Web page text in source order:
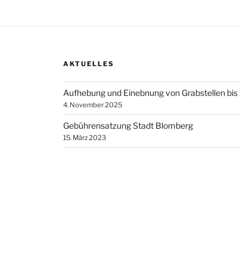
AKTUELLES
Aufhebung und Einebnung von Grabstellen
4. November 2025
Gebührensatzung Stadt Blomberg
15. März 2023